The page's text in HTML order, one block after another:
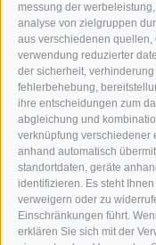
messung der
analyse von zielgruppen
aus verschiedenen
verwendung reduzierter
der sicherheit,
fehlerbehebung,
ihre entscheidungen zum
abgleichung und
verknüpfung verschiedener
anhand automatisch
standortdaten, geräte
identifizieren. Es steht
verweigern oder zu
Einschränkungen führt.
erklären Sie sich mit der
KFZ,
Industriezone
I-